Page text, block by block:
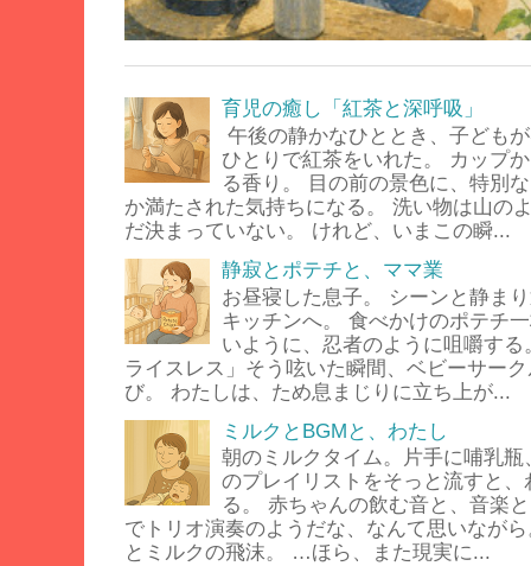
育児の癒し「紅茶と深呼吸」
午後の静かなひととき、子ども
ひとりで紅茶をいれた。 カップ
る香り。 目の前の景色に、特別
か満たされた気持ちになる。 洗い物は山の
だ決まっていない。 けれど、いまこの瞬...
静寂とポテチと、ママ業
お昼寝した息子。 シーンと静ま
キッチンへ。 食べかけのポテチ
いように、忍者のように咀嚼す
ライスレス」そう呟いた瞬間、ベビーサー
び。 わたしは、ため息まじりに立ち上が...
ミルクとBGMと、わたし
朝のミルクタイム。片手に哺乳
のプレイリストをそっと流すと
る。 赤ちゃんの飲む音と、音楽
でトリオ演奏のようだな、なんて思いなが
とミルクの飛沫。 …ほら、また現実に...